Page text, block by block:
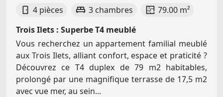
4 pièces 3 chambres
79.00 m²
Trois Ilets : Superbe T4 meublé
Vous recherchez un appartement familial meublé
aux Trois Ilets, alliant confort, espace et praticité ?
Découvrez ce T4 duplex de 79 m2 habitables,
prolongé par une magnifique terrasse de 17,5 m2
avec vue mer, au sein...